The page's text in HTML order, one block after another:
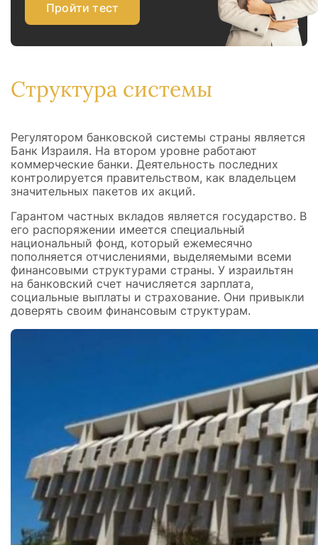
Пройти тест
Структура системы
Регулятором банковской системы страны является
Банк Израиля. На втором уровне работают
коммерческие банки. Деятельность последних
контролируется правительством, как владельцем
значительных пакетов их акций.
Гарантом частных вкладов является государство. В
его распоряжении имеется специальный
национальный фонд, который ежемесячно
пополняется отчислениями, выделяемыми всеми
финансовыми структурами страны. У израильтян
на банковский счет начисляется зарплата,
социальные выплаты и страхование. Они привыкли
доверять своим финансовым структурам.